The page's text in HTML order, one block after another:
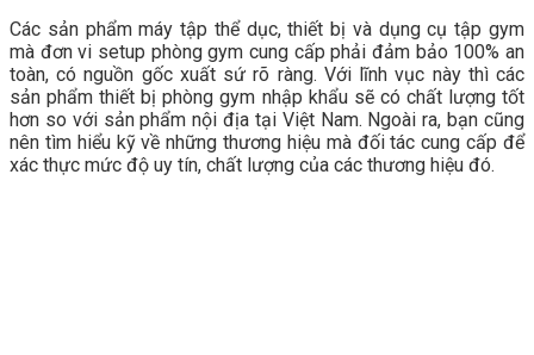
Các sản phẩm máy tập thể dục, thiết bị và dụng cụ tập gym
mà đơn vi setup phòng gym cung cấp phải đảm bảo 100% an
toàn, có nguồn gốc xuất sứ rõ ràng. Với lĩnh vục này thì các
sản phẩm thiết bị phòng gym nhập khẩu sẽ có chất lượng tốt
hơn so với sản phẩm nội địa tại Việt Nam. Ngoài ra, bạn cũng
nên tìm hiểu kỹ về những thương hiệu mà đối tác cung cấp để
xác thực mức độ uy tín, chất lượng của các thương hiệu đó.